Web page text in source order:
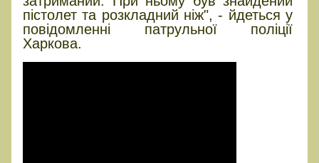
пістолет та розкладний ніж", - йдеться у
повідомленні патрульної поліції
Харкова.